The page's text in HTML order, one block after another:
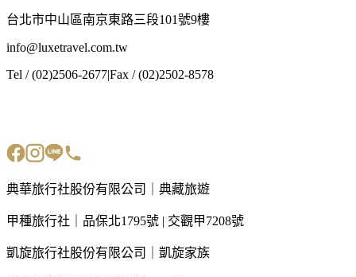
台北市中山區南京東路三段101號9樓
info@luxetravel.com.tw
Tel / (02)2506-2677|Fax / (02)2502-8578
典華旅行社股份有限公司｜典藏旅遊
甲種旅行社｜品保北1795號 | 交觀甲7208號
凱旋旅行社股份有限公司｜凱旋家族